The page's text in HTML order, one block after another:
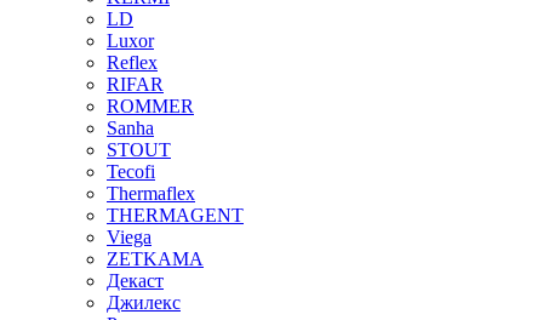
LD
Luxor
Reflex
RIFAR
ROMMER
Sanha
STOUT
Tecofi
Thermaflex
THERMAGENT
Viega
ZETKAMA
Декаст
Джилекс